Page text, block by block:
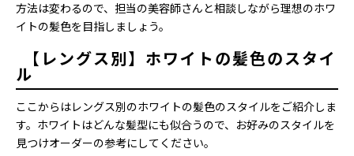
方法は変わるので、担当の美容師さんと相談しながら理想のホワ
イトの髪色を目指しましょう。
【レングス別】ホワイトの髪色のスタイ
ル
ここからはレングス別のホワイトの髪色のスタイルをご紹介しま
す。ホワイトはどんな髪型にも似合うので、お好みのスタイルを
見つけオーダーの参考にしてください。